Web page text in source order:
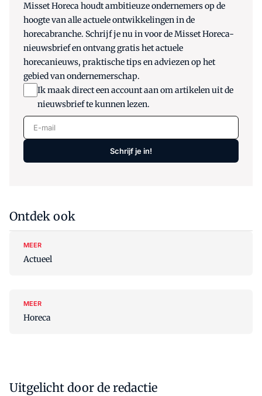
Misset Horeca houdt ambitieuze ondernemers op de
hoogte van alle actuele ontwikkelingen in de
horecabranche. Schrijf je nu in voor de Misset Horeca-
nieuwsbrief en ontvang gratis het actuele
horecanieuws, praktische tips en adviezen op het
gebied van ondernemerschap.
Ik maak direct een account aan om artikelen uit de
nieuwsbrief te kunnen lezen.
E-mail
Schrijf je in!
Ontdek ook
MEER
Actueel
MEER
Horeca
Uitgelicht door de redactie